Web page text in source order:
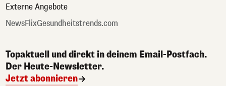
Externe Angebote
NewsFlixGesundheitstrends.com
Topaktuell und direkt in deinem Email-Postfach.
Der Heute-Newsletter.
Jetzt abonnieren